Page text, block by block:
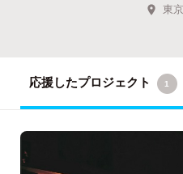
東
応援したプロジェクト 1